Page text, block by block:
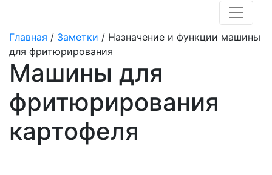
Главная / Заметки / Назначение и функции машины
для фритюрирования
Машины для
фритюрирования
картофеля